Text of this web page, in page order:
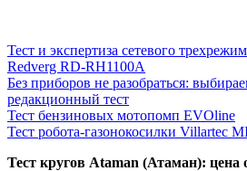
Тест и экспертиза сетевого
Redverg RD-RH1100A
Без приборов не разобраться:
редакционный тест
Тест бензиновых мотопомп EVOline
Тест робота-газонокосилки Villartec
Тест кругов Ataman (Атаман): цена